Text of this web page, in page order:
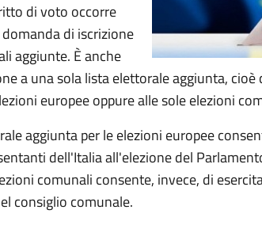
di voto occorre
di iscrizione
aggiunte. È anche
a una sola lista elettorale aggiunta,
europee oppure alle sole elezioni
aggiunta per le elezioni europee
dell'Italia all'elezione del
comunali consente, invece, di
consiglio comunale.